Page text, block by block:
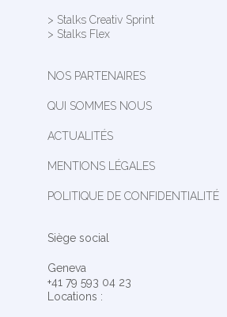
> Stalks Creativ Sprint
> Stalks Flex
NOS PARTENAIRES
QUI SOMMES NOUS
ACTUALITÉS
MENTIONS LÉGALES
POLITIQUE DE CONFIDENTIALITÉ
Siège social
Geneva
+41 79 593 04 23
Locations :